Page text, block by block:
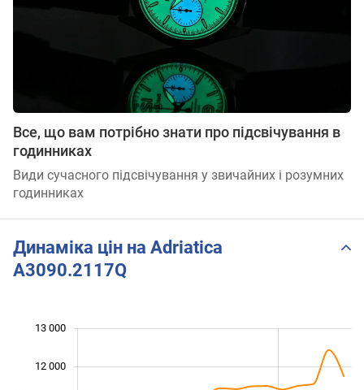
Все, що вам потрібно знати про підсвічування в
годинниках
Види сучасного підсвічування у звичайних і розумних
годинниках
Динаміка цін на Adriatica
A3090.2117Q
12 000
13 000